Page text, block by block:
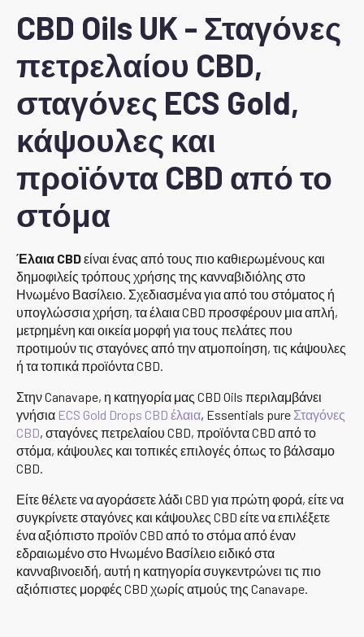
CBD Oils UK - Σταγόνες
πετρελαίου CBD,
σταγόνες ECS Gold,
κάψουλες και
προϊόντα CBD από το
στόμα
Έλαια CBDείναι ένας από τους πιο καθιερωμένους και
δημοφιλείς τρόπους χρήσης της κανναβιδιόλης στο
Ηνωμένο Βασίλειο. Σχεδιασμένα για από του στόματος ή
υπογλώσσια χρήση, τα έλαια CBD προσφέρουν μια απλή,
μετρημένη και οικεία μορφή για τους πελάτες που
προτιμούν τις σταγόνες από την ατμοποίηση, τις κάψουλες
ή τα τοπικά προϊόντα CBD.
Στην Canavape, η κατηγορία μας CBD Oils περιλαμβάνει
γνήσια ECS Gold Drops CBD έλαια, Essentials pure Σταγόνες
CBD, σταγόνες πετρελαίου CBD, προϊόντα CBD από το
στόμα, κάψουλες και τοπικές επιλογές όπως το βάλσαμο
CBD.
Είτε θέλετε να αγοράσετε λάδι CBD για πρώτη φορά, είτε να
συγκρίνετε σταγόνες και κάψουλες CBD είτε να επιλέξετε
ένα αξιόπιστο προϊόν CBD από το στόμα από έναν
εδραιωμένο στο Ηνωμένο Βασίλειο ειδικό στα
κανναβινοειδή, αυτή η κατηγορία συγκεντρώνει τις πιο
αξιόπιστες μορφές CBD χωρίς ατμούς της Canavape.